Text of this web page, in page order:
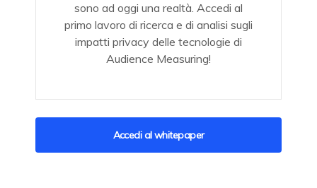
sono ad oggi una realtà. Accedi al
primo lavoro di ricerca e di analisi sugli
impatti privacy delle tecnologie di
Audience Measuring!
Accedi al whitepaper